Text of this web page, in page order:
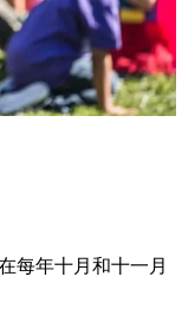
每年十月和十一月